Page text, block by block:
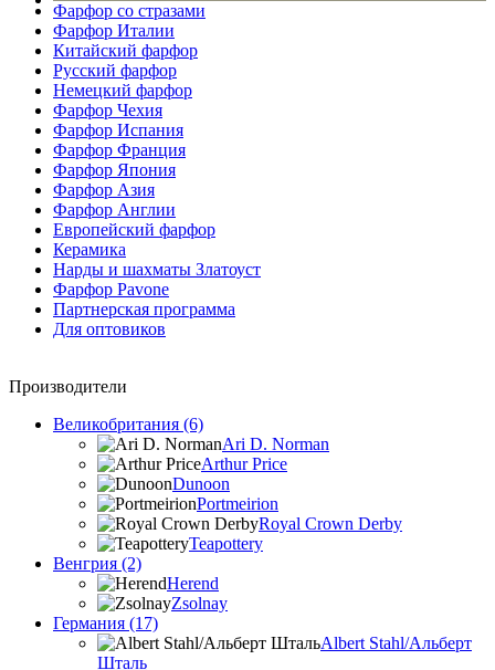
Фарфор со стразами
Фарфор Италии
Китайский фарфор
Русский фарфор
Немецкий фарфор
Фарфор Чехия
Фарфор Испания
Фарфор Франция
Фарфор Япония
Фарфор Азия
Фарфор Англии
Европейский фарфор
Керамика
Нарды и шахматы Златоуст
Фарфор Pavone
Партнерская программа
Для оптовиков
Производители
Великобритания (6)
Ari D. Norman
Arthur Price
Dunoon
Portmeirion
Royal Crown Derby
Teapottery
Венгрия (2)
Herend
Zsolnay
Германия (17)
Albert Stahl/Альбеpт
Шталь